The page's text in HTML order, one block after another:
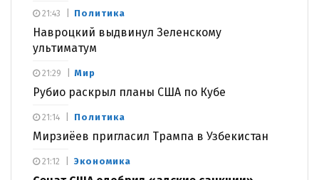
Политика
Навроцкий выдвинул Зеленскому
ультиматум
21:43
Мир
Рубио раскрыл планы США по Кубе
21:29
Политика
Мирзиёев пригласил Трампа в Узбекистан
21:14
Экономика
21:12